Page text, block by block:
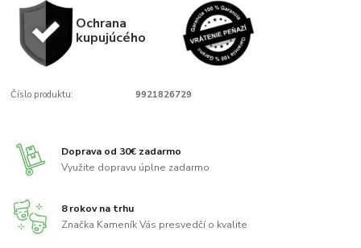
Ochrana
kupujúcého
Číslo produktu: 9921826729
Doprava od 30€ zadarmo
Využite dopravu úplne zadarmo
8 rokov na trhu
Značka Kameník Vás presvedčí o kvalite